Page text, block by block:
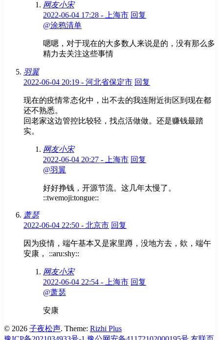
网友小宋
2022-06-04 17:28 - 上海市 回复
@涂鸦清单
嗯嗯，对于现在的大多数人来说是的，没有那么多
精力去关注这些事情
羽翼
2022-06-04 20:19 - 河北省保定市 回复
现在的疫情常态化中，出不去的我连附近街区到现在都
还不熟悉。
回老家这边管控比较轻，找点活做做。还是赚钱最踏
实。
网友小宋
2022-06-04 20:27 - 上海市 回复
@羽翼
好好挣钱，开源节流。这几年太慢了。
::twemoji:tongue::
萧瑟
2022-06-04 22:50 - 北京市 回复
因为疫情，端午基本又是家里蹲，没地方去，欸，端午
安康， ::aru:shy::
网友小宋
2022-06-04 22:54 - 上海市 回复
@萧瑟
安康
© 2026 子夜松声. Theme: Rizhi Plus